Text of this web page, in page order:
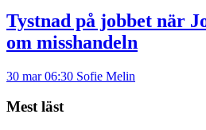
Tystnad på jobbet när
om misshandeln
30 mar 06:30 Sofie Melin
Mest läst